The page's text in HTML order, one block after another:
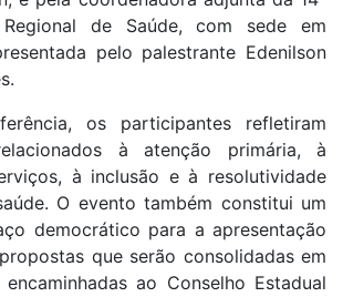
Regional de Saúde, com sede em
pelo palestrante Edenilson
os participantes refletiram
à atenção primária, à
à inclusão e à resolutividade
O evento também constitui um
democrático para a apresentação
que serão consolidadas em
ao Conselho Estadual